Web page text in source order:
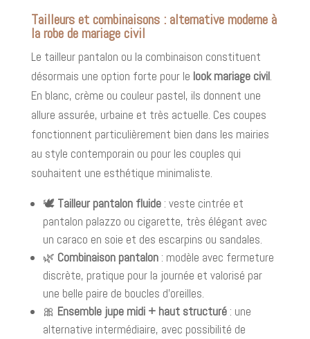
Tailleurs et combinaisons : alternative moderne à
la robe de mariage civil
Le tailleur pantalon ou la combinaison constituent
désormais une option forte pour le look mariage civil.
En blanc, crème ou couleur pastel, ils donnent une
allure assurée, urbaine et très actuelle. Ces coupes
fonctionnent particulièrement bien dans les mairies
au style contemporain ou pour les couples qui
souhaitent une esthétique minimaliste.
🕊️ Tailleur pantalon fluide: veste cintrée et
pantalon palazzo ou cigarette, très élégant avec
un caraco en soie et des escarpins ou sandales.
🌿 Combinaison pantalon: modèle avec fermeture
discrète, pratique pour la journée et valorisé par
une belle paire de boucles d’oreilles.
🎀 Ensemble jupe midi + haut structuré: une
alternative intermédiaire, avec possibilité de